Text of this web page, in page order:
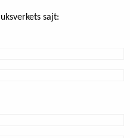
sajt: